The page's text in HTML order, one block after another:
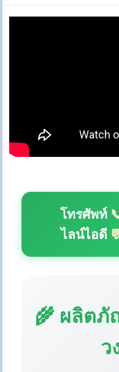
โทรศัพท์
ไลน์ไอดี
🌾 ผลิต
ว